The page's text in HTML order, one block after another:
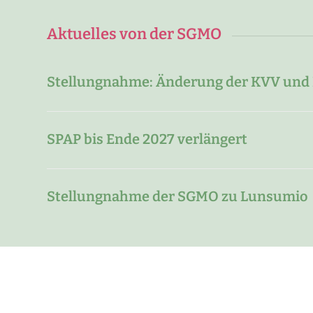
Aktuelles von der SGMO
Stellungnahme: Änderung der KVV und
SPAP bis Ende 2027 verlängert
Stellungnahme der SGMO zu Lunsumio